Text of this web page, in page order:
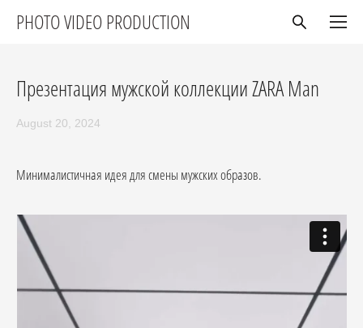
PHOTO VIDEO PRODUCTION
Презентация мужской коллекции ZARA Man
August 20, 2024
Минималистичная идея для смены мужских образов.